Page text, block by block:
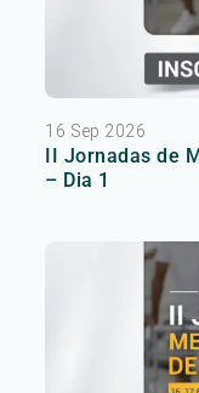
16 Sep 2026
II Jornadas de
– Dia 1